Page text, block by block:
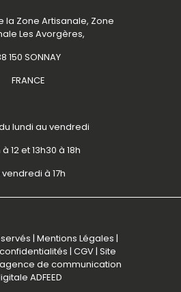
la Zone Artisanale, Zone
Les Avorgères,
150 SONNAY
FRANCE
lundi au vendredi
12 et 13h30 à 18h
vendredi à 17h
| Mentions Légales |
| CGV| Site
agence de communication
ADFEED